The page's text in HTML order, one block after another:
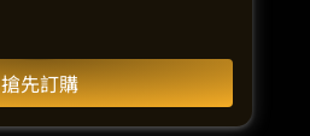
搶先訂購